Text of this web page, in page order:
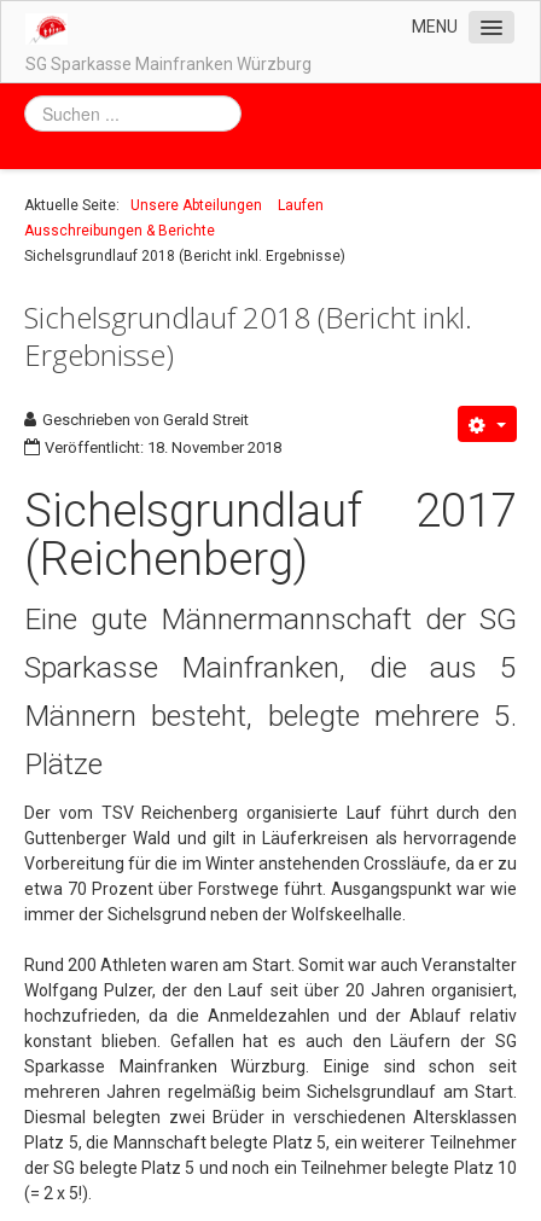
SG Sparkasse Mainfranken Würzburg
MENU
Home
Badminton
Bowling
Fußball
Laufen
Trainingszeiten
Ausschreibungen & Berichte
Sparkassen-Marathon 13.10.2019 (Ausschreibung)
Sichelsgrundlauf 2018 (Bericht inkl. Ergebnisse)
Residenzlauf 2017 (Bericht)
iWelt-Marathon 2017 (Bericht)
Ausschreibungen (PDF)
Bilder
Leichtathletik
Modern Sports
Motorsport
Schach
Skisport
Aktuelle Seite: Unsere Abteilungen
Laufen
Ausschreibungen & Berichte
Sichelsgrundlauf 2018 (Bericht inkl. Ergebnisse)
Sichelsgrundlauf 2018 (Bericht inkl.
Ergebnisse)
Geschrieben vonGerald Streit
Veröffentlicht: 18. November 2018
Sichelsgrundlauf 2017
(Reichenberg)
Eine gute Männermannschaft der SG
Sparkasse Mainfranken, die aus 5
Männern besteht, belegte mehrere 5.
Plätze
Der vom TSV Reichenberg organisierte Lauf führt durch den
Guttenberger Wald und gilt in Läuferkreisen als hervorragende
Vorbereitung für die im Winter anstehenden Crossläufe, da er zu
etwa 70 Prozent über Forstwege führt. Ausgangspunkt war wie
immer der Sichelsgrund neben der Wolfskeelhalle.
Rund 200 Athleten waren am Start. Somit war auch Veranstalter
Wolfgang Pulzer, der den Lauf seit über 20 Jahren organisiert,
hochzufrieden, da die Anmeldezahlen und der Ablauf relativ
konstant blieben. Gefallen hat es auch den Läufern der SG
Sparkasse Mainfranken Würzburg. Einige sind schon seit
mehreren Jahren regelmäßig beim Sichelsgrundlauf am Start.
Diesmal belegten zwei Brüder in verschiedenen Altersklassen
Platz 5, die Mannschaft belegte Platz 5, ein weiterer Teilnehmer
der SG belegte Platz 5 und noch ein Teilnehmer belegte Platz 10
(= 2 x 5!).